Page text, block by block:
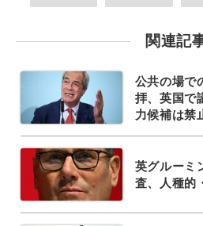
関連記
公共の場で
拝、英国で
力候補は禁
英グルーミ
査、人種的